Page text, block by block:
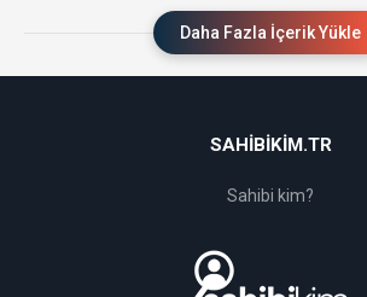
Daha Fazla İçerik Yükle
SAHIBIKIM.TR
Sahibi kim?